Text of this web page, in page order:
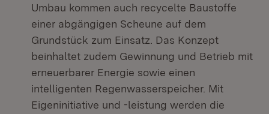
Umbau kommen auch recycelte Baustoffe
einer abgängigen Scheune auf dem
Grundstück zum Einsatz. Das Konzept
beinhaltet zudem Gewinnung und Betrieb mit
erneuerbarer Energie sowie einen
intelligenten Regenwasserspeicher. Mit
Eigeninitiative und -leistung werden die